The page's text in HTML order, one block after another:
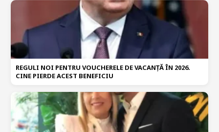
REGULI NOI PENTRU VOUCHERELE DE VACANȚĂ ÎN 2026.
CINE PIERDE ACEST BENEFICIU